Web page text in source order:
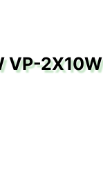
VP-2X10W